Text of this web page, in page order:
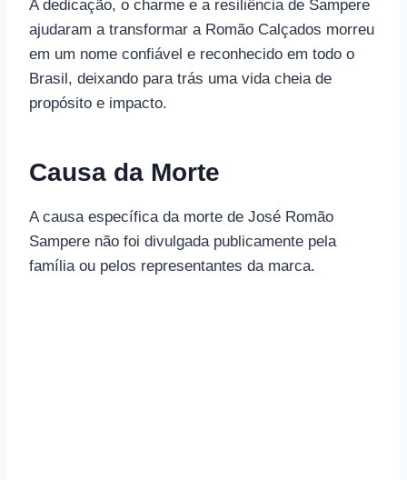
A dedicação, o charme e a resiliência de Sampere
ajudaram a transformar a Romão Calçados morreu
em um nome confiável e reconhecido em todo o
Brasil, deixando para trás uma vida cheia de
propósito e impacto.
Causa da Morte
A causa específica da morte de José Romão
Sampere não foi divulgada publicamente pela
família ou pelos representantes da marca.